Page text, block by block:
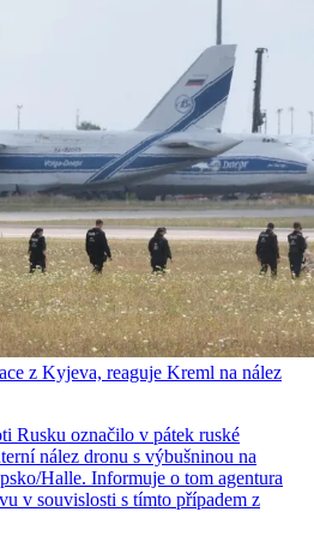
z Kyjeva, reaguje Kreml na nález
Rusku označilo v pátek ruské
nález dronu s výbušninou na
Halle. Informuje o tom agentura
v souvislosti s tímto případem z